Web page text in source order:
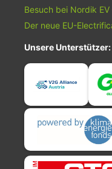
Besuch bei Nordik
Der neue EU-
Unsere Unterstützer: